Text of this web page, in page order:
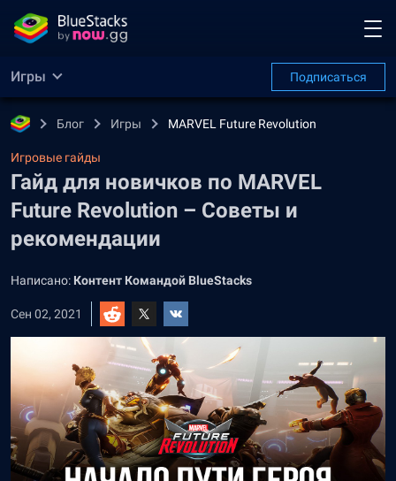
Игры Подписаться
Блог Игры MARVEL Future Revolution
Игровые гайды
Гайд для новичков по MARVEL
Future Revolution – Советы и
рекомендации
Написано: Контент Командой BlueStacks
Сен 02, 2021